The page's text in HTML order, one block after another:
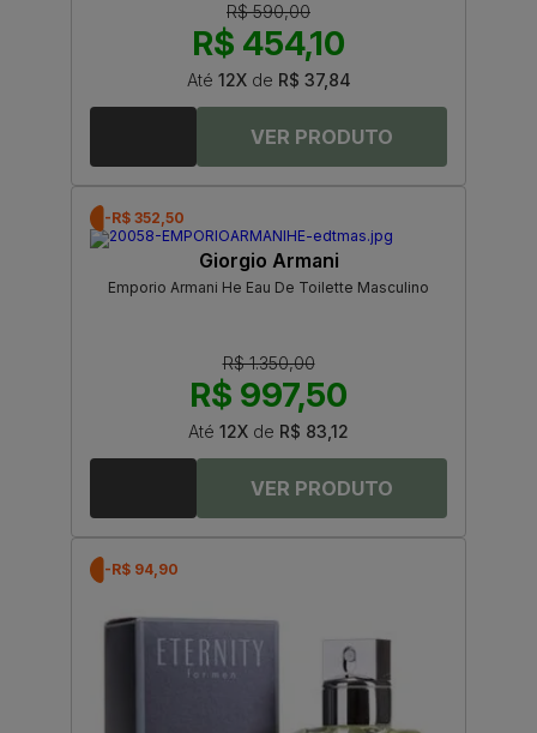
R$ 590,00
R$ 454,10
Até 12Xde R$ 37,84
-R$ 352,50
Giorgio Armani
Emporio Armani He Eau De Toilette Masculino
R$ 1.350,00
R$ 997,50
Até 12X de R$ 83,12
-R$ 94,90